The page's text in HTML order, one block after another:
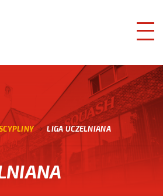
LIGA UCZELNIANA